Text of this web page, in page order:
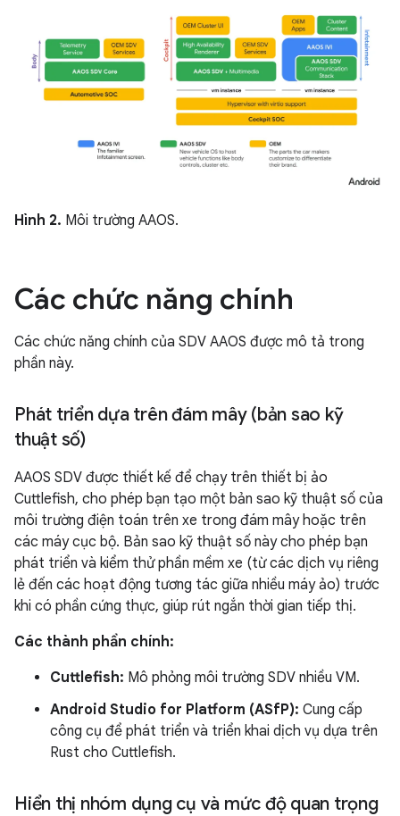
Hình 2. Môi trường AAOS.
Các chức năng chính
Các chức năng chính của SDV AAOS được mô tả trong
phần này.
Phát triển dựa trên đám mây (bản sao kỹ
thuật số)
AAOS SDV được thiết kế để chạy trên thiết bị ảo
Cuttlefish, cho phép bạn tạo một bản sao kỹ thuật số của
môi trường điện toán trên xe trong đám mây hoặc trên
các máy cục bộ. Bản sao kỹ thuật số này cho phép bạn
phát triển và kiểm thử phần mềm xe (từ các dịch vụ riêng
lẻ đến các hoạt động tương tác giữa nhiều máy ảo) trước
khi có phần cứng thực, giúp rút ngắn thời gian tiếp thị.
Các thành phần chính:
Cuttlefish: Mô phỏng môi trường SDV nhiều VM.
Android Studio for Platform (ASfP): Cung cấp
công cụ để phát triển và triển khai dịch vụ dựa trên
Rust cho Cuttlefish.
Hiển thị nhóm dụng cụ và mức độ quan trọng